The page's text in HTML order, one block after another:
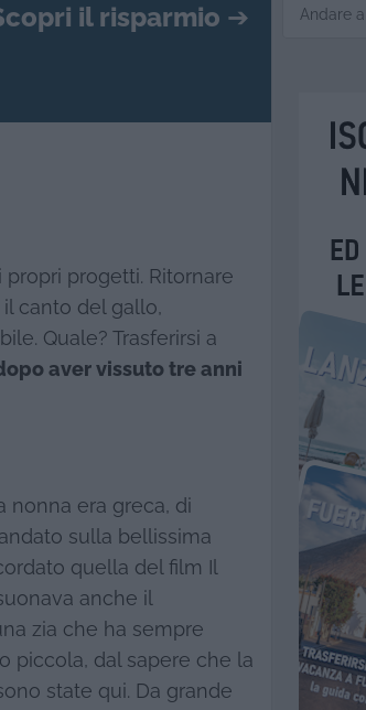
il risparmio ➔
progetti. Ritornare
canto del gallo,
Quale? Trasferirsi a
aver vissuto tre anni
nonna era greca, di
sulla bellissima
quella del film Il
anche il
zia che ha sempre
piccola, dal sapere che la
state qui. Da grande
Andare